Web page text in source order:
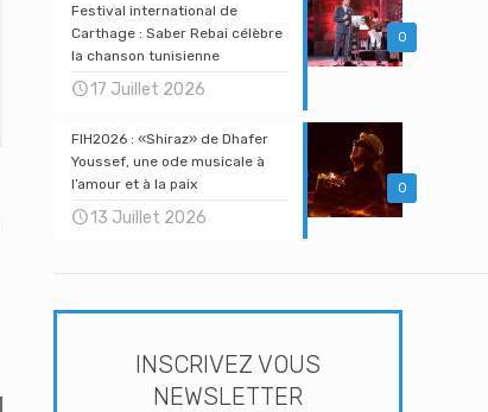
0
Festival international de
Carthage : Saber Rebai célèbre
la chanson tunisienne
17 Juillet 2026
0
FIH2026 : «Shiraz» de Dhafer
Youssef, une ode musicale à
l’amour et à la paix
13 Juillet 2026
INSCRIVEZ VOUS
NEWSLETTER